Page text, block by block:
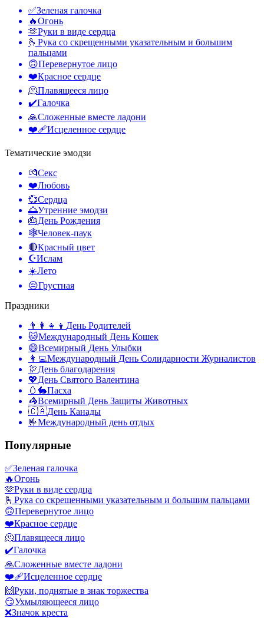
✅Зеленая галочка
🔥Огонь
🫶Руки в виде сердца
🫰 Рука со скрещенными указательным и большим
пальцами
🙃Перевернутое лицо
❤️Красное сердце
🫠Плавящееся лицо
✔️Галочка
🙏Сложенные вместе ладони
❤️‍🩹Исцеленное сердце
Тематические эмодзи
💏Секс
❤️Любовь
💞Сердца
🌅Утренние эмодзи
🎂День Рождения
🕸️Человек-паук
🔴Красный цвет
☪️Ислам
☀️Лето
😔Грустная
Праздники
👨‍👩‍👧‍👦 День Родителей
🐱Международный День Кошек
😄Всемирный День Улыбки
👩‍💻Международный День Солидарности Журналистов
🦃День благодарения
💖День Святого Валентина
🥚🐇Пасха
🦓Всемирный День Защиты Животных
🇨🇦День Канады
🤟Международный день отдых
Популярные
✅Зеленая галочка
🔥Огонь
🫶Руки в виде сердца
🫰 Рука со скрещенными указательным и большим пальцами
🙃Перевернутое лицо
❤️Красное сердце
🫠Плавящееся лицо
✔️Галочка
🙏Сложенные вместе ладони
❤️‍🩹Исцеленное сердце
🙌Руки, поднятые в знак торжества
😏Ухмыляющееся лицо
❌Значок креста